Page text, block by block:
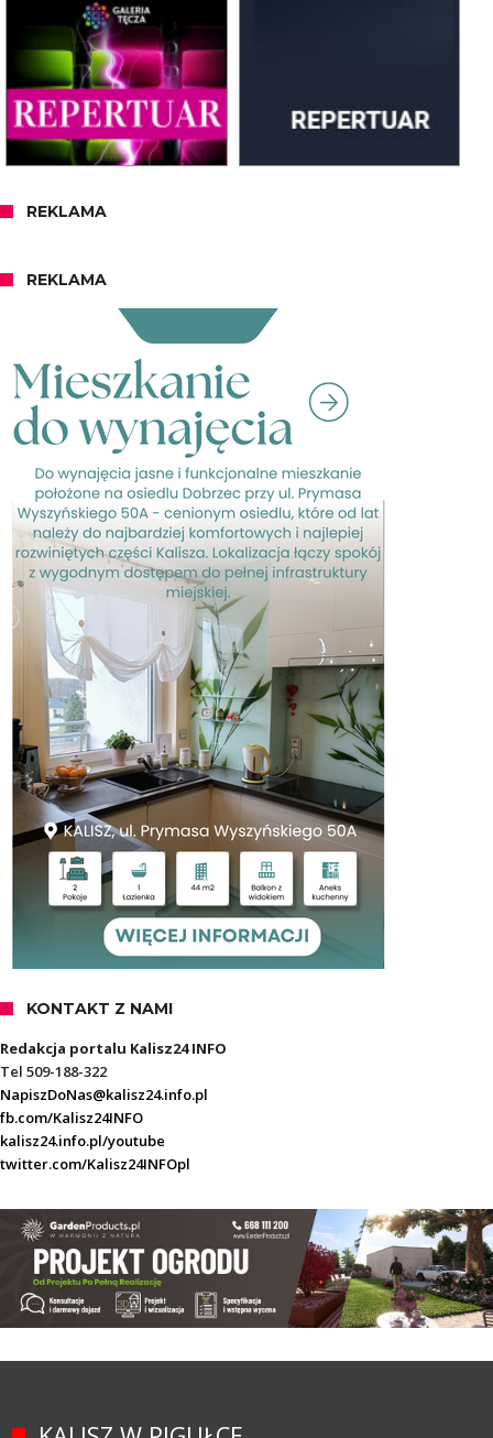
REKLAMA
REKLAMA
KONTAKT Z NAMI
Redakcja portalu Kalisz24 INFO
Tel 509-188-322
NapiszDoNas@kalisz24.info.pl
fb.com/Kalisz24INFO
kalisz24.info.pl/youtube
twitter.com/Kalisz24INFOpl